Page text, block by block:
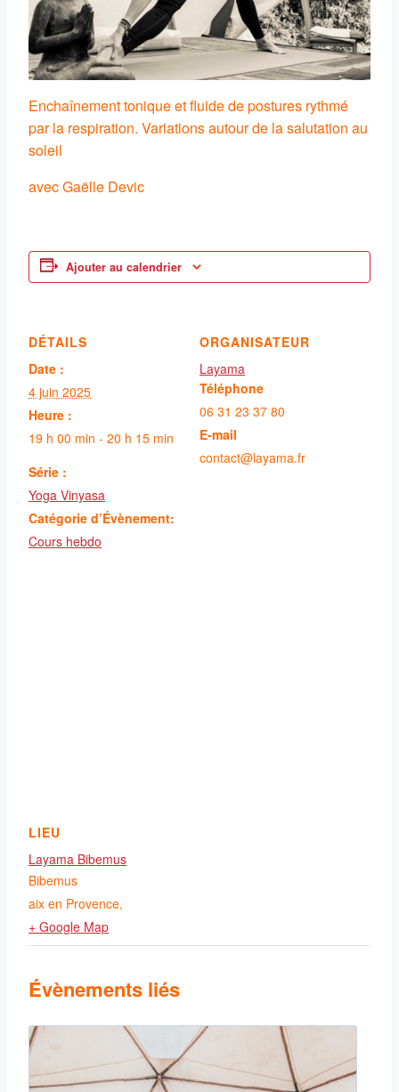
Enchaînement tonique et fluide de postures rythmé
par la respiration. Variations autour de la salutation au
soleil
avec Gaëlle Devic
Ajouter au calendrier
DÉTAILS
Date :
4 juin 2025
Heure :
19 h 00 min - 20 h 15 min
Série :
Yoga Vinyasa
Catégorie d’Évènement:
Cours hebdo
ORGANISATEUR
Layama
Téléphone
06 31 23 37 80
E-mail
contact@layama.fr
LIEU
Layama Bibemus
Bibemus
aix en Provence,
+ Google Map
Évènements liés